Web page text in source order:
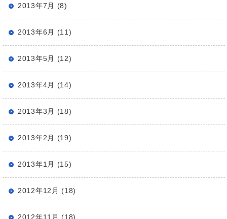
2013年7月 (8)
2013年6月 (11)
2013年5月 (12)
2013年4月 (14)
2013年3月 (18)
2013年2月 (19)
2013年1月 (15)
2012年12月 (18)
2012年11月 (18)